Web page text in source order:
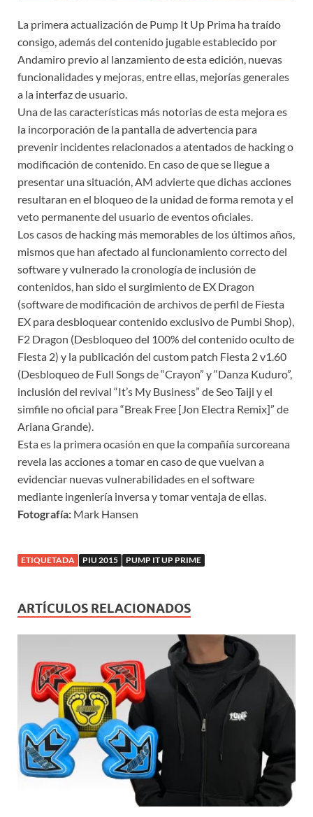
La primera actualización de Pump It Up Prima ha traído
consigo, además del contenido jugable establecido por
Andamiro previo al lanzamiento de esta edición, nuevas
funcionalidades y mejoras, entre ellas, mejorías generales
a la interfaz de usuario.
Una de las características más notorias de esta mejora es
la incorporación de la pantalla de advertencia para
prevenir incidentes relacionados a atentados de hacking o
modificación de contenido. En caso de que se llegue a
presentar una situación, AM advierte que dichas acciones
resultaran en el bloqueo de la unidad de forma remota y el
veto permanente del usuario de eventos oficiales.
Los casos de hacking más memorables de los últimos años,
mismos que han afectado al funcionamiento correcto del
software y vulnerado la cronología de inclusión de
contenidos, han sido el surgimiento de EX Dragon
(software de modificación de archivos de perfil de Fiesta
EX para desbloquear contenido exclusivo de Pumbi Shop),
F2 Dragon (Desbloqueo del 100% del contenido oculto de
Fiesta 2) y la publicación del custom patch Fiesta 2 v1.60
(Desbloqueo de Full Songs de “Crayon” y “Danza Kuduro”,
inclusión del revival “It’s My Business” de Seo Taiji y el
simfile no oficial para “Break Free [Jon Electra Remix]” de
Ariana Grande).
Esta es la primera ocasión en que la compañía surcoreana
revela las acciones a tomar en caso de que vuelvan a
evidenciar nuevas vulnerabilidades en el software
mediante ingeniería inversa y tomar ventaja de ellas.
Fotografía: Mark Hansen
ETIQUETADA PIU 2015 PUMP IT UP PRIME
ARTÍCULOS RELACIONADOS